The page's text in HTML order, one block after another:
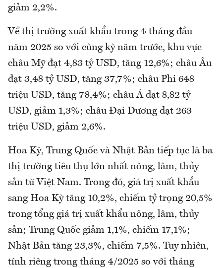
giảm 2,2%.
Về thị trường xuất khẩu trong 4 tháng đầu
năm 2025 so với cùng kỳ năm trước, khu vực
châu Mỹ đạt 4,83 tỷ USD, tăng 12,6%; châu Âu
đạt 3,48 tỷ USD, tăng 37,7%; châu Phi 648
triệu USD, tăng 78,4%; châu Á đạt 8,82 tỷ
USD, giảm 1,3%; châu Đại Dương đạt 263
triệu USD, giảm 2,6%.
Hoa Kỳ, Trung Quốc và Nhật Bản tiếp tục là ba
thị trường tiêu thụ lớn nhất nông, lâm, thủy
sản từ Việt Nam. Trong đó, giá trị xuất khẩu
sang Hoa Kỳ tăng 10,2%, chiếm tỷ trọng 20,5%
trong tổng giá trị xuất khẩu nông, lâm, thủy
sản; Trung Quốc giảm 1,1%, chiếm 17,1%;
Nhật Bản tăng 23,3%, chiếm 7,5%. Tuy nhiên,
tính riêng trong tháng 4/2025 so với tháng